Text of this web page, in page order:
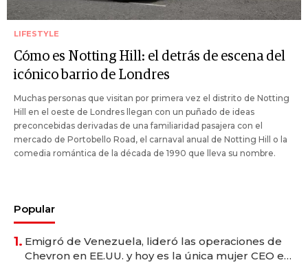
LIFESTYLE
Cómo es Notting Hill: el detrás de escena del
icónico barrio de Londres
Muchas personas que visitan por primera vez el distrito de Notting
Hill en el oeste de Londres llegan con un puñado de ideas
preconcebidas derivadas de una familiaridad pasajera con el
mercado de Portobello Road, el carnaval anual de Notting Hill o la
comedia romántica de la década de 1990 que lleva su nombre.
Popular
1. Emigró de Venezuela, lideró las operaciones de
Chevron en EE.UU. y hoy es la única mujer CEO en